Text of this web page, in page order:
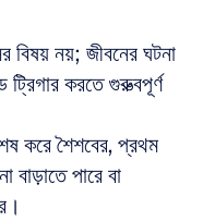
বিষয় নয়; জীবনের ঘটনা
করতে গুরুত্বপূর্ণ
করে শৈশবের, প্রথম
পারে বা